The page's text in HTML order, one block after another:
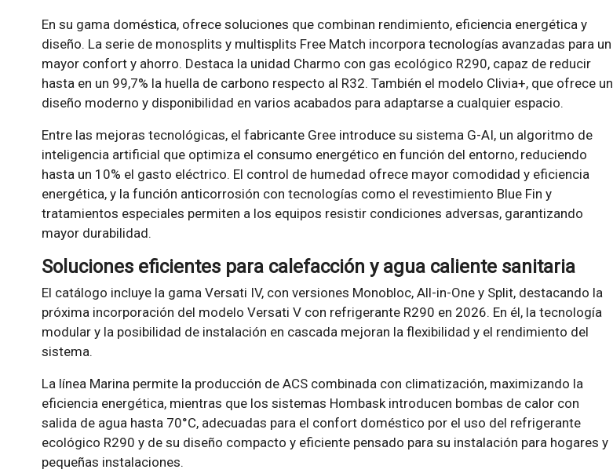
En su gama doméstica, ofrece soluciones que combinan rendimiento, eficiencia energética y
diseño. La serie de monosplits y multisplits Free Match incorpora tecnologías avanzadas para un
mayor confort y ahorro. Destaca la unidad Charmo con gas ecológico R290, capaz de reducir
hasta en un 99,7% la huella de carbono respecto al R32. También el modelo Clivia+, que ofrece un
diseño moderno y disponibilidad en varios acabados para adaptarse a cualquier espacio.
Entre las mejoras tecnológicas, el fabricante Gree introduce su sistema G-AI, un algoritmo de
inteligencia artificial que optimiza el consumo energético en función del entorno, reduciendo
hasta un 10% el gasto eléctrico. El control de humedad ofrece mayor comodidad y eficiencia
energética, y la función anticorrosión con tecnologías como el revestimiento Blue Fin y
tratamientos especiales permiten a los equipos resistir condiciones adversas, garantizando
mayor durabilidad.
Soluciones eficientes para calefacción y agua caliente sanitaria
El catálogo incluye la gama Versati IV, con versiones Monobloc, All-in-One y Split, destacando la
próxima incorporación del modelo Versati V con refrigerante R290 en 2026. En él, la tecnología
modular y la posibilidad de instalación en cascada mejoran la flexibilidad y el rendimiento del
sistema.
La línea Marina permite la producción de ACS combinada con climatización, maximizando la
eficiencia energética, mientras que los sistemas Hombask introducen bombas de calor con
salida de agua hasta 70°C, adecuadas para el confort doméstico por el uso del refrigerante
ecológico R290 y de su diseño compacto y eficiente pensado para su instalación para hogares y
pequeñas instalaciones.